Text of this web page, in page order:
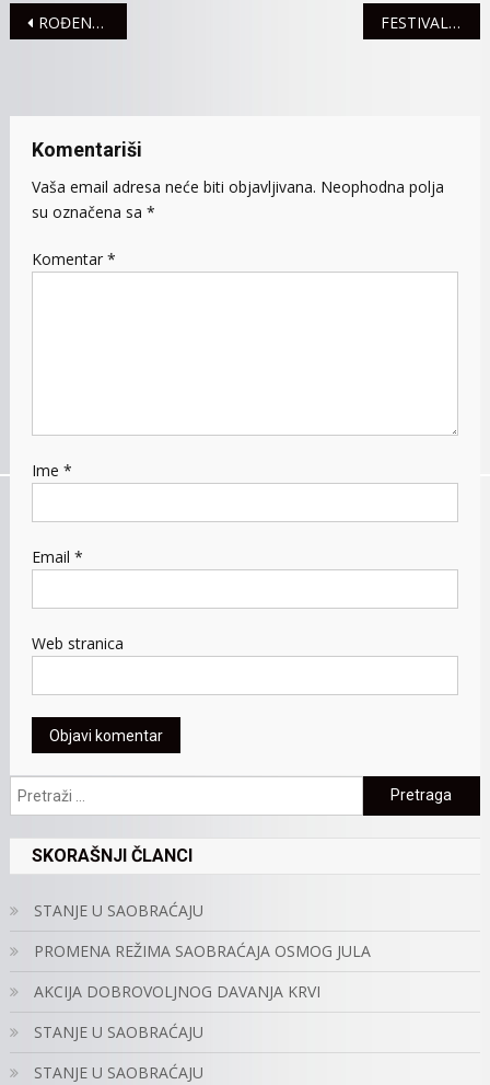
Navigacija
ROĐENO 16 BEBA FESTIVAL „NOVI BALKANSKI RITAM“
Komentariši
Vaša email adresa neće biti objavljivana. Neophodna polja
su označena sa *
Komentar *
Ime *
Email *
Web stranica
Pretraga:
SKORAŠNJI ČLANCI
STANJE U SAOBRAĆAJU
PROMENA REŽIMA SAOBRAĆAJA OSMOG JULA
AKCIJA DOBROVOLJNOG DAVANJA KRVI
STANJE U SAOBRAĆAJU
STANJE U SAOBRAĆAJU